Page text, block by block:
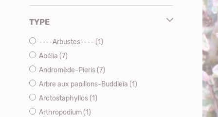
TYPE
----Arbustes---- (1)
Abélia (7)
Andromède-Pieris (7)
Arbre aux papillons-Buddleïa (1)
Arctostaphyllos (1)
Arthropodium (1)